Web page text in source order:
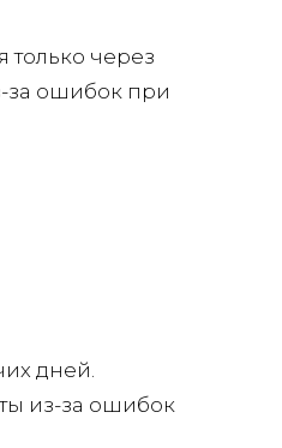
только через
за ошибок при
дней.
из-за ошибок